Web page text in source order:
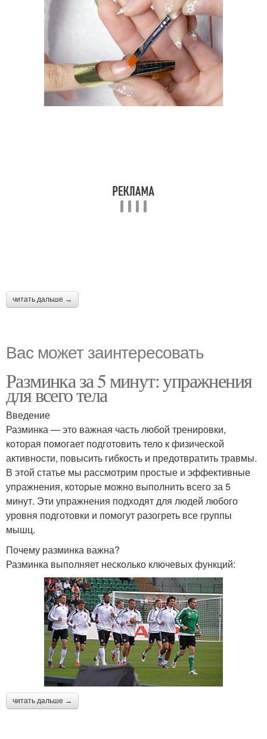
читать дальше →
Вас может заинтересовать
Разминка за 5 минут: упражнения
для всего тела
Введение
Разминка — это важная часть любой тренировки,
которая помогает подготовить тело к физической
активности, повысить гибкость и предотвратить травмы.
В этой статье мы рассмотрим простые и эффективные
упражнения, которые можно выполнить всего за 5
минут. Эти упражнения подходят для людей любого
уровня подготовки и помогут разогреть все группы
мышц.
Почему разминка важна?
Разминка выполняет несколько ключевых функций:
читать дальше →